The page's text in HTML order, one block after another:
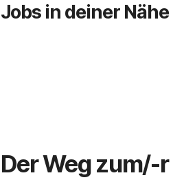
Jobs in deiner Nähe
Der Weg zum/-r